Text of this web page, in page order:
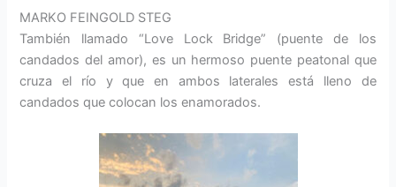
MARKO FEINGOLD STEG
También llamado “Love Lock Bridge” (puente de los
candados del amor), es un hermoso puente peatonal que
cruza el río y que en ambos laterales está lleno de
candados que colocan los enamorados.